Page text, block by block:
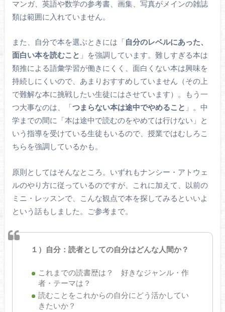
マンガ、英語や数学の参考書、画集、写真がメインの雑誌
類は範囲に入れていません。
また、自分で本を選ぶときには「自分のレベルにあった、
面白い本を読むこと 」を強調しています。難しすぎる本は
類推による語彙学習が働きにくく、面白くない本は興味を
持続しにくいので、あまりおすすめしていません（その上
で難解な本に挑戦したい生徒にはさせています）。もう一
つ大事なのは、「つまらない本は途中でやめること 」。中
学までの間に「本は途中で読むのをやめては行けない」と
いう指導を受けている生徒もいるので、授業ではむしろこ
ちらを強調しているかも。
原則としてはそんなところ。いずれもナンシー・アトウェ
ルのやり方に従っているのですが、これに加えて、以前の
ミニ・レッスンで、こんな観点で本を探してみるといいよ
という話もしました。ご参考まで。
１）自分：読者としての自分はどんな人間か？
これまでの読書歴は？ 好きなジャンル・作
者・テーマは？
読むことをこれからの自分にどう活かしてい
きたいか？